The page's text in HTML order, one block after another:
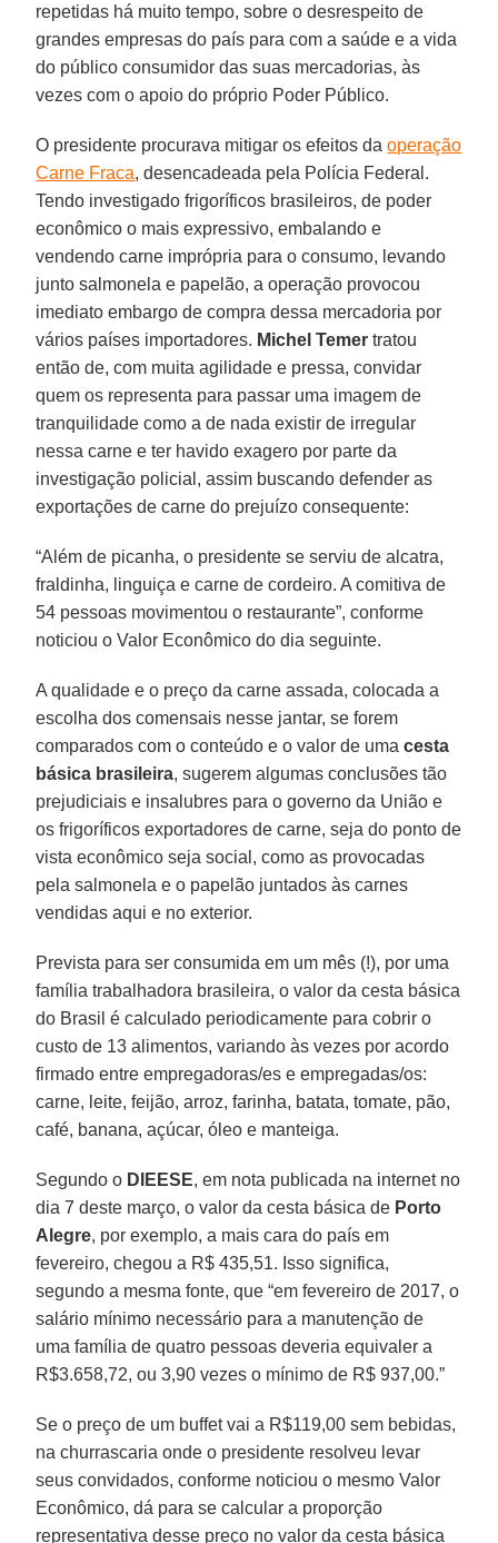
repetidas há muito tempo, sobre o desrespeito de
grandes empresas do país para com a saúde e a vida
do público consumidor das suas mercadorias, às
vezes com o apoio do próprio Poder Público.
O presidente procurava mitigar os efeitos daoperação
Carne Fraca, desencadeada pela Polícia Federal.
Tendo investigado frigoríficos brasileiros, de poder
econômico o mais expressivo, embalando e
vendendo carne imprópria para o consumo, levando
junto salmonela e papelão, a operação provocou
imediato embargo de compra dessa mercadoria por
vários países importadores. Michel Temer tratou
então de, com muita agilidade e pressa, convidar
quem os representa para passar uma imagem de
tranquilidade como a de nada existir de irregular
nessa carne e ter havido exagero por parte da
investigação policial, assim buscando defender as
exportações de carne do prejuízo consequente:
“Além de picanha, o presidente se serviu de alcatra,
fraldinha, linguiça e carne de cordeiro. A comitiva de
54 pessoas movimentou o restaurante”, conforme
noticiou o Valor Econômico do dia seguinte.
A qualidade e o preço da carne assada, colocada a
escolha dos comensais nesse jantar, se forem
comparados com o conteúdo e o valor de umacesta
básica brasileira, sugerem algumas conclusões tão
prejudiciais e insalubres para o governo da União e
os frigoríficos exportadores de carne, seja do ponto de
vista econômico seja social, como as provocadas
pela salmonela e o papelão juntados às carnes
vendidas aqui e no exterior.
Prevista para ser consumida em um mês (!), por uma
família trabalhadora brasileira, o valor da cesta básica
do Brasil é calculado periodicamente para cobrir o
custo de 13 alimentos, variando às vezes por acordo
firmado entre empregadoras/es e empregadas/os:
carne, leite, feijão, arroz, farinha, batata, tomate, pão,
café, banana, açúcar, óleo e manteiga.
Segundo o DIEESE, em nota publicada na internet no
dia 7 deste março, o valor da cesta básica de Porto
Alegre, por exemplo, a mais cara do país em
fevereiro, chegou a R$ 435,51. Isso significa,
segundo a mesma fonte, que “em fevereiro de 2017, o
salário mínimo necessário para a manutenção de
uma família de quatro pessoas deveria equivaler a
R$3.658,72, ou 3,90 vezes o mínimo de R$ 937,00.”
Se o preço de um buffet vai a R$119,00 sem bebidas,
na churrascaria onde o presidente resolveu levar
seus convidados, conforme noticiou o mesmo Valor
Econômico, dá para se calcular a proporção
representativa desse preço no valor da cesta básica